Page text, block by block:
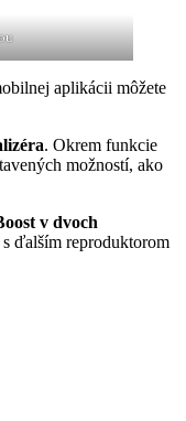
aplikácii môžete
. Okrem funkcie
možností, ako
v dvoch
s ďalším reproduktorom